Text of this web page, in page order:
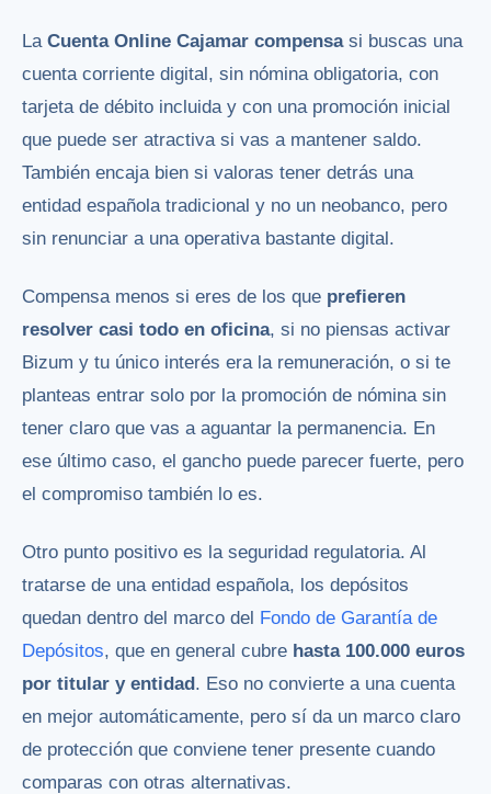
La Cuenta Online Cajamar compensasi buscas una
cuenta corriente digital, sin nómina obligatoria, con
tarjeta de débito incluida y con una promoción inicial
que puede ser atractiva si vas a mantener saldo.
También encaja bien si valoras tener detrás una
entidad española tradicional y no un neobanco, pero
sin renunciar a una operativa bastante digital.
Compensa menos si eres de los que prefieren
resolver casi todo en oficina, si no piensas activar
Bizum y tu único interés era la remuneración, o si te
planteas entrar solo por la promoción de nómina sin
tener claro que vas a aguantar la permanencia. En
ese último caso, el gancho puede parecer fuerte, pero
el compromiso también lo es.
Otro punto positivo es la seguridad regulatoria. Al
tratarse de una entidad española, los depósitos
quedan dentro del marco del Fondo de Garantía de
Depósitos, que en general cubre hasta 100.000 euros
por titular y entidad. Eso no convierte a una cuenta
en mejor automáticamente, pero sí da un marco claro
de protección que conviene tener presente cuando
comparas con otras alternativas.